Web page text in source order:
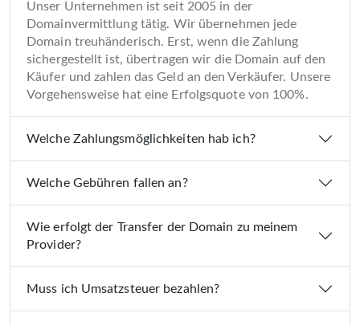
Unser Unternehmen ist seit 2005 in der
Domainvermittlung tätig. Wir übernehmen jede
Domain treuhänderisch. Erst, wenn die Zahlung
sichergestellt ist, übertragen wir die Domain auf den
Käufer und zahlen das Geld an den Verkäufer. Unsere
Vorgehensweise hat eine Erfolgsquote von 100%.
Welche Zahlungsmöglichkeiten hab ich?
Welche Gebühren fallen an?
Wie erfolgt der Transfer der Domain zu meinem
Provider?
Muss ich Umsatzsteuer bezahlen?